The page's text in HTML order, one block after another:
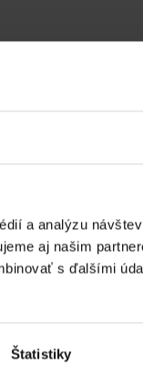
a analýzu
aj našim
s ďalšími
Štatistiky
záchrany
a